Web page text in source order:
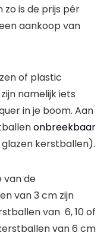
zo is de prijs pér
aankoop van
of plastic
namelijk iets
in je boom. Aan
onbreekbaar
kerstballen).
van de
van 3 cm zijn
van 6, 10 of
van 6 cm